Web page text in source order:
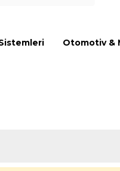
Otomotiv &